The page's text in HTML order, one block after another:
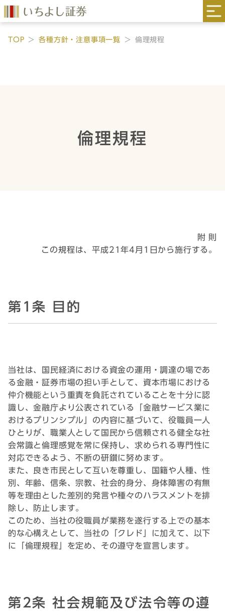
TOP 各種方針・注意事項一覧 倫理規程
倫理規程
附 則
この規程は、平成21年4月1日 から施行する。
第1条 目的
当社は、国民経済における資金の運用・調達の場であ
る金融・証券市場の担い手として、資本市場における
仲介機能という重責を負託されていることを十分に認
識し、金融庁より公表されている「金融サービス業に
おけるプリンシプル」の内容に基づいて、役職員一人
ひとりが、職業人として国民から信頼される健全な社
会常識と倫理感覚を常に保持し、求められる専門性に
対応できるよう、不断の研鑚に努めます。
また、良き市民として互いを尊重し、国籍や人種、性
別、年齢、信条、宗教、社会的身分、身体障害の有無
等を理由とした差別的発言や種々のハラスメントを排
除し、防止します。
このため、当社の役職員が業務を遂行する上での基本
的な心構えとして、当社の「クレド」に加えて、以下
に「倫理規程」を定め、その遵守を宣言します。
第2条 社会規範及び法令等の遵